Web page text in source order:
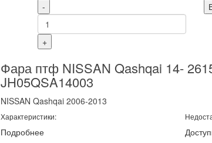
-
+
Фара птф NISSAN Qashqai 14-
JH05QSA14003
NISSAN Qashqai 2006-2013
Характеристики:
Подробнее